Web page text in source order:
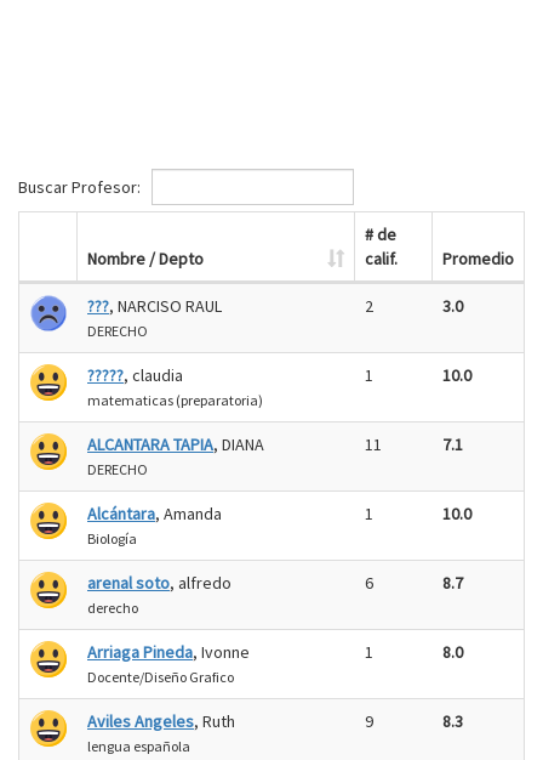
Buscar Profesor:
Nombre / Depto
# de
calif.
Promedio
???, NARCISO RAUL
DERECHO
2 3.0
?????, claudia
matematicas (preparatoria)
1 10.0
ALCANTARA TAPIA, DIANA
DERECHO
11 7.1
Alcántara, Amanda
Biología
1 10.0
arenal soto, alfredo
derecho
6 8.7
Arriaga Pineda, Ivonne
Docente/Diseño Grafico
1 8.0
Aviles Angeles, Ruth
lengua española
9 8.3